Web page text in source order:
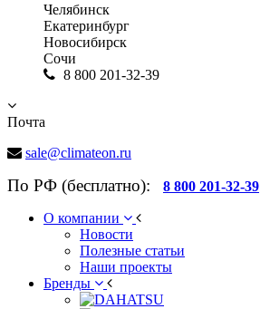
Челябинск
Екатеринбург
Новосибирск
Сочи
8 800 201-32-39
Почта
sale@climateon.ru
По РФ (бесплатно): 8 800 201-32-39
О компании
Новости
Полезные статьи
Наши проекты
Бренды